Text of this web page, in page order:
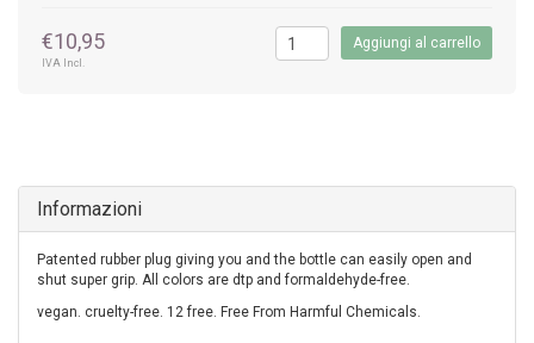
€10,95
IVA Incl.
Aggiungi al carrello
Informazioni
Patented rubber plug giving you and the bottle can easily open and
shut super grip. All colors are dtp and formaldehyde-free.
vegan. cruelty-free. 12 free. Free From Harmful Chemicals.